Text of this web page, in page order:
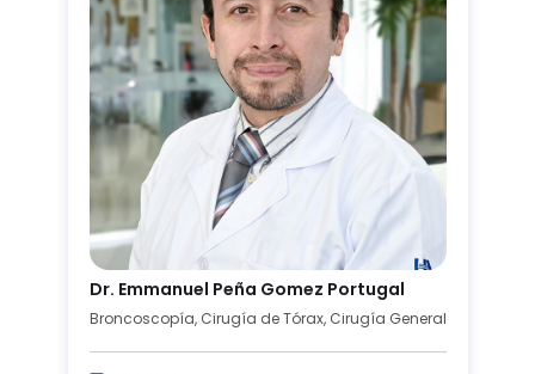
Dr. Emmanuel Peña Gomez Portugal
Broncoscopía, Cirugía de Tórax, Cirugía General